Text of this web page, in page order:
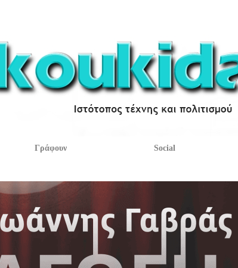
Γράφουν Social